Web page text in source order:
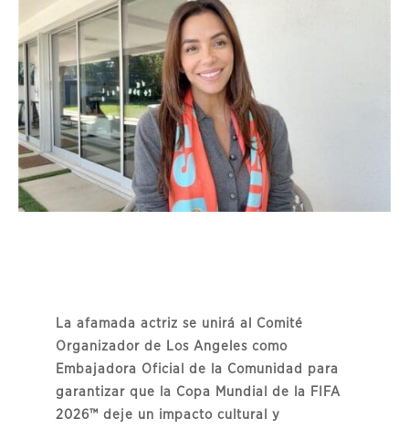
La afamada actriz se unirá al Comité
Organizador de Los Angeles como
Embajadora Oficial de la Comunidad para
garantizar que la Copa Mundial de la FIFA
2026™ deje un impacto cultural y